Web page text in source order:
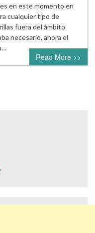
en este momento en
cualquier tipo de
fuera del ámbito
necesario, ahora el
Read More >>